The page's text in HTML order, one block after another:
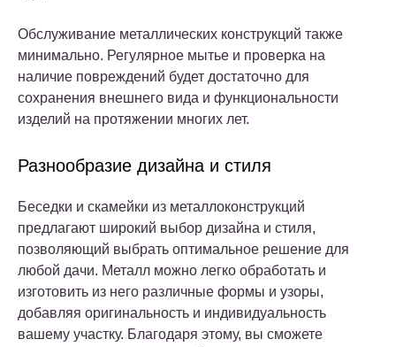
Обслуживание металлических конструкций также
минимально. Регулярное мытье и проверка на
наличие повреждений будет достаточно для
сохранения внешнего вида и функциональности
изделий на протяжении многих лет.
Разнообразие дизайна и стиля
Беседки и скамейки из металлоконструкций
предлагают широкий выбор дизайна и стиля,
позволяющий выбрать оптимальное решение для
любой дачи. Металл можно легко обработать и
изготовить из него различные формы и узоры,
добавляя оригинальность и индивидуальность
вашему участку. Благодаря этому, вы сможете